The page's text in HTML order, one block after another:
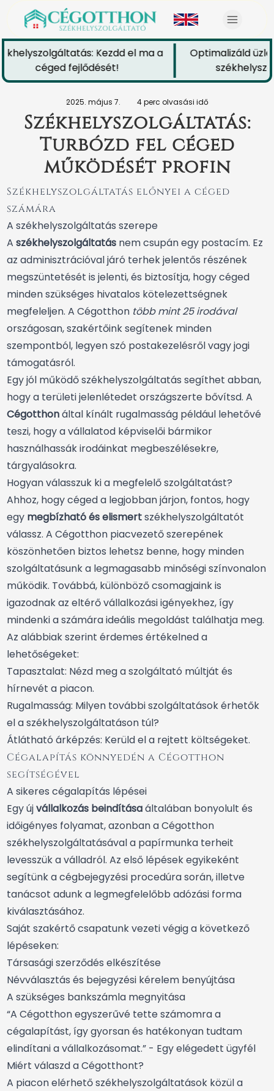
Kezdd el ma a
céged fejlődését!
Optimalizáld
2025. május 7. 4 perc olvasási idő
Székhelyszolgáltatás:
Turbózd fel céged
működését profin
Székhelyszolgáltatás előnyei a céged
számára
A székhelyszolgáltatás szerepe
A székhelyszolgáltatás nem csupán egy postacím. Ez
az adminisztrációval járó terhek jelentős részének
megszüntetését is jelenti, és biztosítja, hogy céged
minden szükséges hivatalos kötelezettségnek
megfeleljen. A Cégotthon több mint 25 irodával
országosan, szakértőink segítenek minden
szempontból, legyen szó postakezelésről vagy jogi
támogatásról.
Egy jól működő székhelyszolgáltatás segíthet abban,
hogy a területi jelenlétedet országszerte bővítsd. A
Cégotthonáltal kínált rugalmasság például lehetővé
teszi, hogy a vállalatod képviselői bármikor
használhassák irodáinkat megbeszélésekre,
tárgyalásokra.
Hogyan válasszuk ki a megfelelő szolgáltatást?
Ahhoz, hogy céged a legjobban járjon, fontos, hogy
egy megbízható és elismertszékhelyszolgáltatót
válassz. A Cégotthon piacvezető szerepének
köszönhetően biztos lehetsz benne, hogy minden
szolgáltatásunk a legmagasabb minőségi színvonalon
működik. Továbbá, különböző csomagjaink is
igazodnak az eltérő vállalkozási igényekhez, így
mindenki a számára ideális megoldást találhatja meg.
Az alábbiak szerint érdemes értékelned a
lehetőségeket:
Tapasztalat: Nézd meg a szolgáltató múltját és
hírnevét a piacon.
Rugalmasság: Milyen további szolgáltatások érhetők
el a székhelyszolgáltatáson túl?
Átlátható árképzés: Kerüld el a rejtett költségeket.
Cégalapítás könnyedén a Cégotthon
segítségével
A sikeres cégalapítás lépései
Egy újvállalkozás beindításaáltalában bonyolult és
időigényes folyamat, azonban a Cégotthon
székhelyszolgáltatásával a papírmunka terheit
levesszük a válladról. Az első lépések egyikeként
segítünk a cégbejegyzési procedúra során, illetve
tanácsot adunk a legmegfelelőbb adózási forma
kiválasztásához.
Saját szakértő csapatunk vezeti végig a következő
lépéseken:
Társasági szerződés elkészítése
Névválasztás és bejegyzési kérelem benyújtása
A szükséges bankszámla megnyitása
“A Cégotthon egyszerűvé tette számomra a
cégalapítást, így gyorsan és hatékonyan tudtam
elindítani a vállalkozásomat.” - Egy elégedett ügyfél
Miért válaszd a Cégotthont?
A piacon elérhető székhelyszolgáltatások közül a